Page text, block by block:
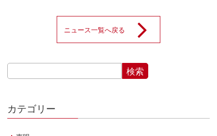
ニュース一覧へ戻る
カテゴリー